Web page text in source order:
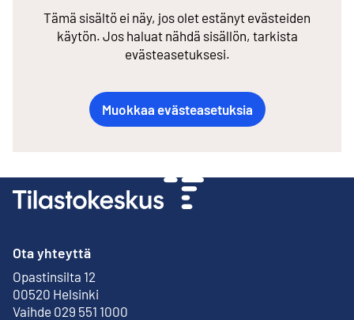
Tämä sisältö ei näy, jos olet estänyt evästeiden
käytön. Jos haluat nähdä sisällön, tarkista
evästeasetuksesi.
Muokkaa evästeasetuksia
Ota yhteyttä
Opastinsilta 12
00520 Helsinki
Ulkoinen linkki
Vaihde 029 551 1000